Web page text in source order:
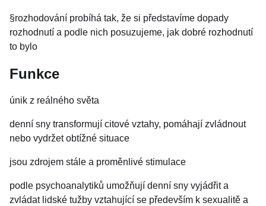
§rozhodování probíhá tak, že si představíme dopady
rozhodnutí a podle nich posuzujeme, jak dobré rozhodnutí
to bylo
Funkce
únik z reálného světa
denní sny transformují citové vztahy, pomáhají zvládnout
nebo vydržet obtížné situace
jsou zdrojem stále a proměnlivé stimulace
podle psychoanalytiků umožňují denní sny vyjádřit a
zvládat lidské tužby vztahující se především k sexualitě a